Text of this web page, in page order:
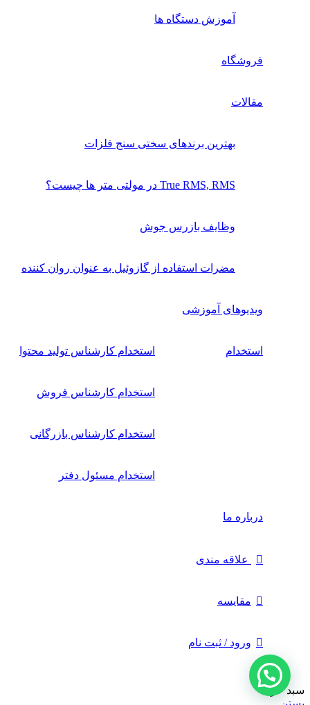
آموزش دستگاه ها
فروشگاه
مقالات
بهترین برندهای سختی سنج فلزات
True RMS, RMS در مولتی متر ها چیست؟
وظایف بازرس جوش
مضرات استفاده از گازوئیل به عنوان روان کننده
ویدیوهای آموزشی
استخدام استخدام کارشناس تولید محتوا
استخدام کارشناس فروش
استخدام کارشناس بازرگانی
استخدام مسئول دفتر
درباره ما
علاقه مندی
مقایسه
ورود / ثبت نام
سبد خرید